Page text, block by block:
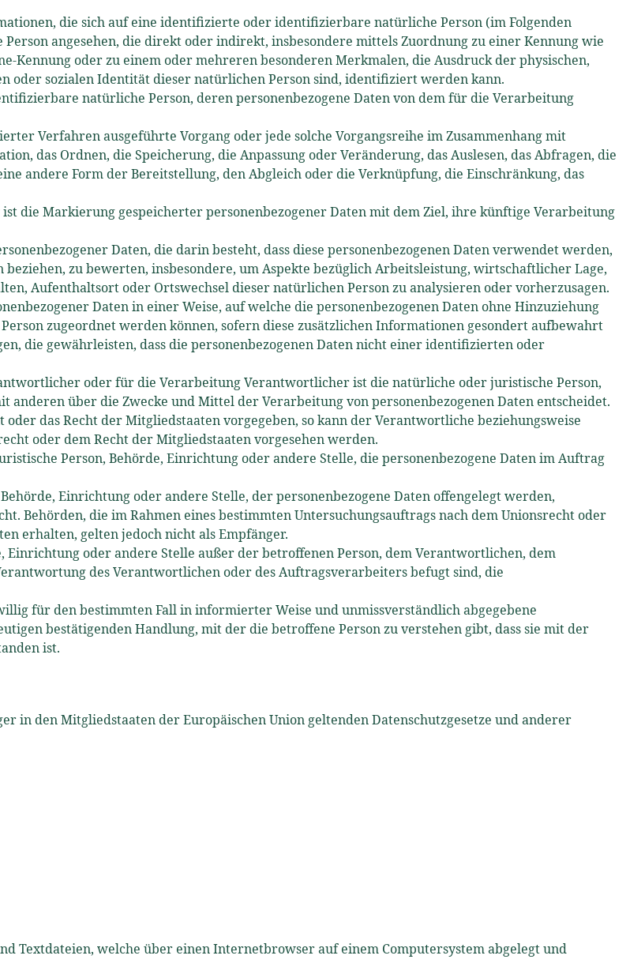
die sich auf eine identifizierte oder identifizierbare natürliche Person (im Folgenden
angesehen, die direkt oder indirekt, insbesondere mittels Zuordnung zu einer Kennung wie
Kennung oder zu einem oder mehreren besonderen Merkmalen, die Ausdruck der physischen,
oder sozialen Identität dieser natürlichen Person sind, identifiziert werden kann.
natürliche Person, deren personenbezogene Daten von dem für die Verarbeitung
Verfahren ausgeführte Vorgang oder jede solche Vorgangsreihe im Zusammenhang mit
das Ordnen, die Speicherung, die Anpassung oder Veränderung, das Auslesen, das Abfragen, die
andere Form der Bereitstellung, den Abgleich oder die Verknüpfung, die Einschränkung, das
die Markierung gespeicherter personenbezogener Daten mit dem Ziel, ihre künftige Verarbeitung
Daten, die darin besteht, dass diese personenbezogenen Daten verwendet werden,
zu bewerten, insbesondere, um Aspekte bezüglich Arbeitsleistung, wirtschaftlicher Lage,
Aufenthaltsort oder Ortswechsel dieser natürlichen Person zu analysieren oder vorherzusagen.
Daten in einer Weise, auf welche die personenbezogenen Daten ohne Hinzuziehung
zugeordnet werden können, sofern diese zusätzlichen Informationen gesondert aufbewahrt
die gewährleisten, dass die personenbezogenen Daten nicht einer identifizierten oder
oder für die Verarbeitung Verantwortlicher ist die natürliche oder juristische Person,
über die Zwecke und Mittel der Verarbeitung von personenbezogenen Daten entscheidet.
das Recht der Mitgliedstaaten vorgegeben, so kann der Verantwortliche beziehungsweise
oder dem Recht der Mitgliedstaaten vorgesehen werden.
Person, Behörde, Einrichtung oder andere Stelle, die personenbezogene Daten im Auftrag
Einrichtung oder andere Stelle, der personenbezogene Daten offengelegt werden,
Behörden, die im Rahmen eines bestimmten Untersuchungsauftrags nach dem Unionsrecht oder
erhalten, gelten jedoch nicht als Empfänger.
oder andere Stelle außer der betroffenen Person, dem Verantwortlichen, dem
des Verantwortlichen oder des Auftragsverarbeiters befugt sind, die
für den bestimmten Fall in informierter Weise und unmissverständlich abgegebene
bestätigenden Handlung, mit der die betroffene Person zu verstehen gibt, dass sie mit der
ist.
in den Mitgliedstaaten der Europäischen Union geltenden Datenschutzgesetze und anderer
Textdateien, welche über einen Internetbrowser auf einem Computersystem abgelegt und